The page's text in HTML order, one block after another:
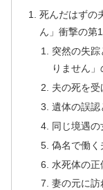
死んだはずの
ん」衝撃の第
突然の失
りません
夫の死を
遺体の誤認
同じ境遇
偽名で働く
水死体の正
妻の元に訪